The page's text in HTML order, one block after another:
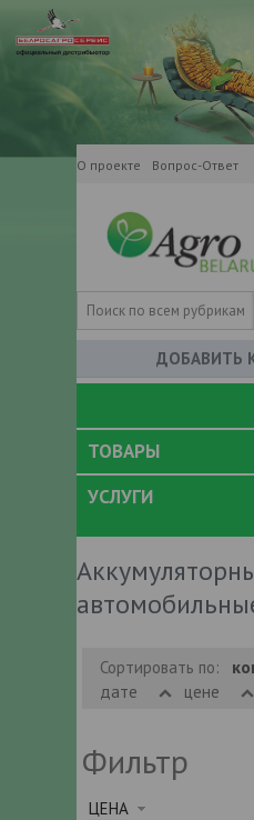
О проекте Вопрос-Ответ
ДОБАВИТЬ
ТОВАРЫ
УСЛУГИ
Сортировать по:
дате цене
Фильтр
ЦЕНА